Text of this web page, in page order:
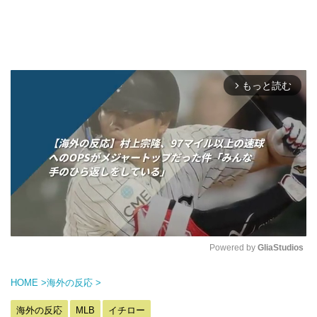
arrow_forward_ios もっと読む
Powered by GliaStudios
HOME >海外の反応 >
海外の反応 MLB イチロー